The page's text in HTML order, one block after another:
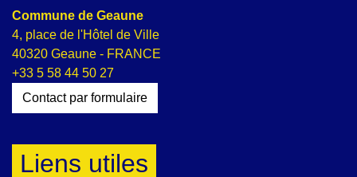
Commune de Geaune
4, place de l'Hôtel de Ville
40320 Geaune - FRANCE
+33 5 58 44 50 27
Contact par formulaire
Liens utiles